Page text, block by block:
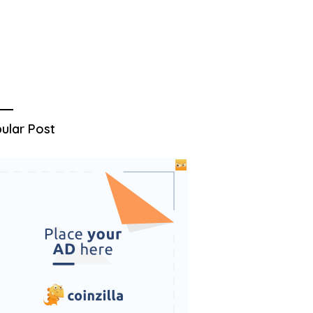
Post